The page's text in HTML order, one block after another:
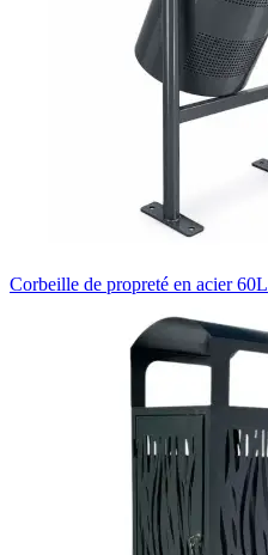
Corbeille de propreté en acier 60L